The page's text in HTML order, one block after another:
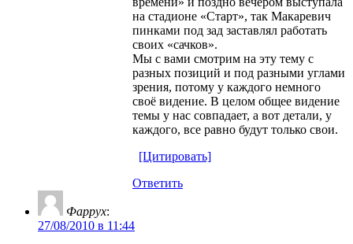
на стадионе «Старт», так Макаревич
пинками под зад заставлял работать
своих «сачков».
Мы с вами смотрим на эту тему с
разных позиций и под разными углами
зрения, потому у каждого немного
своё видение. В целом общее видение
темы у нас совпадает, а вот детали, у
каждого, все равно будут только свои.
[Цитировать]
Ответить
Фаррух:
27/08/2010 в 11:44